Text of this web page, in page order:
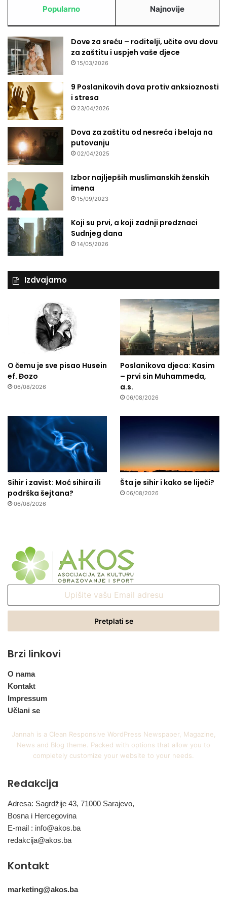
m
i
k
u
t
v
i
m
Popularno Najnovije
Dove za sreću – roditelji, učite ovu dovu
za zaštitu i uspjeh vaše djece
15/03/2026
9 Poslanikovih dova protiv anksioznosti
i stresa
23/04/2026
Dova za zaštitu od nesreća i belaja na
putovanju
02/04/2025
Izbor najljepših muslimanskih ženskih
imena
15/09/2023
Koji su prvi, a koji zadnji predznaci
Sudnjeg dana
14/05/2026
Izdvajamo
O čemu je sve pisao Husein
ef. Đozo
06/08/2026
Poslanikova djeca: Kasim
– prvi sin Muhammeda,
a.s.
06/08/2026
Sihir i zavist: Moć sihira ili
podrška šejtana?
06/08/2026
Šta je sihir i kako se liječi?
06/08/2026
Email
Brzi linkovi
O nama
Kontakt
Impressum
Učlani se
Jannah is a Clean Responsive WordPress Newspaper, Magazine,
News and Blog theme. Packed with options that allow you to
completely customize your website to your needs.
Redakcija
Adresa: Sagrdžije 43, 71000 Sarajevo,
Bosna i Hercegovina
E-mail : info@akos.ba
redakcija@akos.ba
Kontakt
marketing@akos.ba